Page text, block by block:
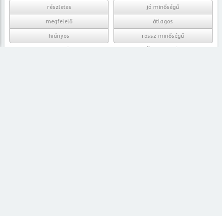
részletes
megfelelő
hiányos
jó minőségű
átlagos
rossz minőségű
Környék Összegzés